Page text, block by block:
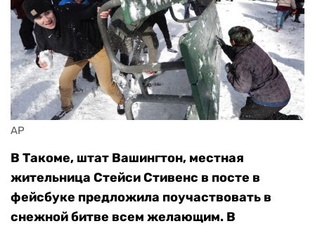
AP
В Такоме, штат Вашингтон, местная
жительница Стейси Стивенс в посте в
фейсбуке предложила поучаствовать в
снежной битве всем желающим. В